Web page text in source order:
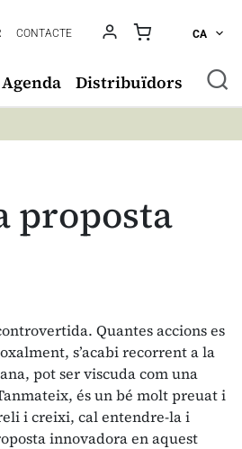
CONTACTE CA
Agenda Distribuïdors
proposta
Quantes accions es
s’acabi recorrent a la
pot ser viscuda com una
és un bé molt preuat i
i creixi, cal entendre-la i
innovadora en aquest